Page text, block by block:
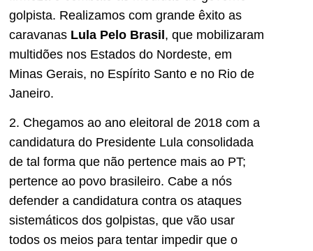
golpista. Realizamos com grande êxito as
caravanas Lula Pelo Brasil, que mobilizaram
multidões nos Estados do Nordeste, em
Minas Gerais, no Espírito Santo e no Rio de
Janeiro.
2. Chegamos ao ano eleitoral de 2018 com a
candidatura do Presidente Lula consolidada
de tal forma que não pertence mais ao PT;
pertence ao povo brasileiro. Cabe a nós
defender a candidatura contra os ataques
sistemáticos dos golpistas, que vão usar
todos os meios para tentar impedir que o